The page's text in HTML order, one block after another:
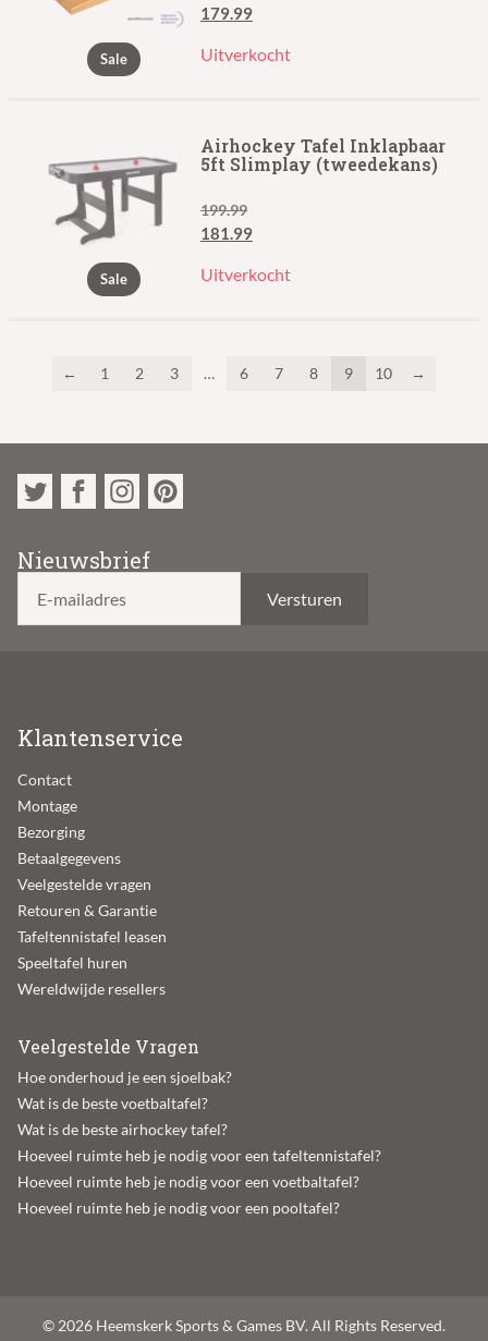
Sale Uitverkocht
Oorspronkelijke
was:
179.99Huidige
is:
Sale
Airhockey Tafel Inklapbaar
5ft Slimplay (tweedekans)
Uitverkocht
199.99
Oorspronkelijke
was:
181.99Huidige
is:
← 1 2 3 … 6 7 8 9 10 →
Nieuwsbrief
E-mailadres
Klantenservice
Contact
Montage
Bezorging
Betaalgegevens
Veelgestelde vragen
Retouren & Garantie
Tafeltennistafel leasen
Speeltafel huren
Wereldwijde resellers
Veelgestelde Vragen
Hoe onderhoud je een sjoelbak?
Wat is de beste voetbaltafel?
Wat is de beste airhockey tafel?
Hoeveel ruimte heb je nodig voor een tafeltennistafel?
Hoeveel ruimte heb je nodig voor een voetbaltafel?
Hoeveel ruimte heb je nodig voor een pooltafel?
© 2026 Heemskerk Sports & Games BV. All Rights Reserved.